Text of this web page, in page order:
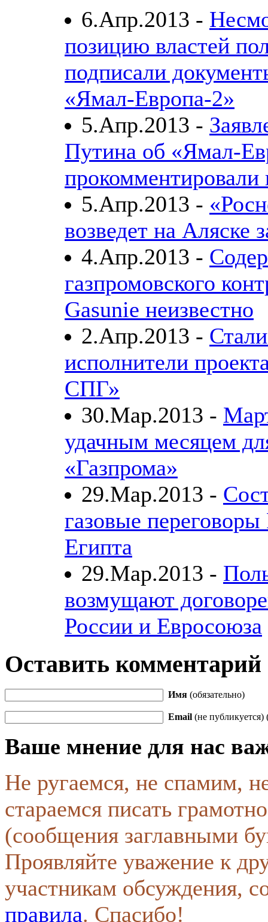
6.Апр.2013 -
позицию властей
подписали
«Ямал-Европа-2»
5.Апр.2013 -
Путина об «Ямал-
5.Апр.2013 -
возведет на Аляске
4.Апр.2013 -
газпромовского
Gasunie неизвестно
2.Апр.2013 -
исполнители
СПГ»
30.Мар.2013 -
удачным месяцем
«Газпрома»
29.Мар.2013 -
газовые
Египта
29.Мар.2013 -
возмущают
России и Евросоюза
Оставить комментарий
Имя (обязательно)
Email (не публикуется)
Ваше мнение для нас
Не ругаемся, не спамим,
стараемся писать
(сообщения заглавными
Проявляйте уважение к
участникам обсуждения,
правила. Спасибо!